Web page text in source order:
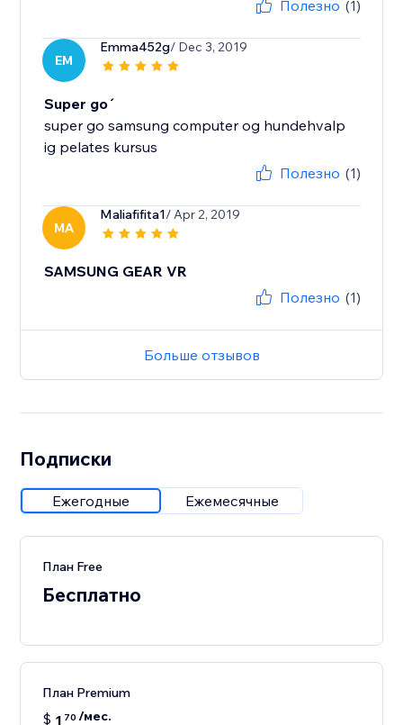
Полезно (1)
EM
Emma452g/ Dec 3, 2019
Super go´
super go samsung computer og hundehvalp
ig pelates kursus
Полезно (1)
MA
Maliafifita1/ Apr 2, 2019
SAMSUNG GEAR VR
Полезно (1)
Больше отзывов
Подписки
Ежегодные Ежемесячные
План Free
Бесплатно
План Premium
$ 1 70 /мес.